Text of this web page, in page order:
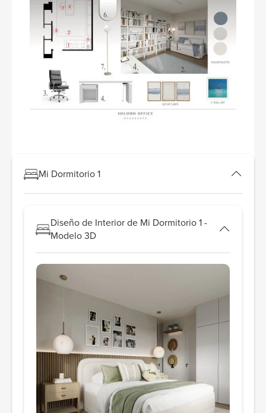
Mi Dormitorio 1
Diseño de Interior de Mi Dormitorio 1 -
Modelo 3D